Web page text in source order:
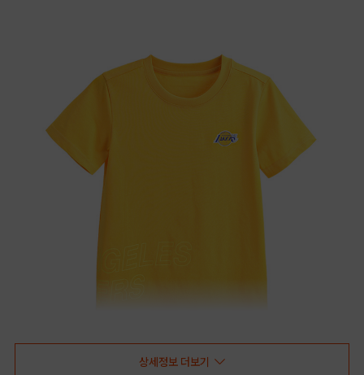
상세정보 더보기